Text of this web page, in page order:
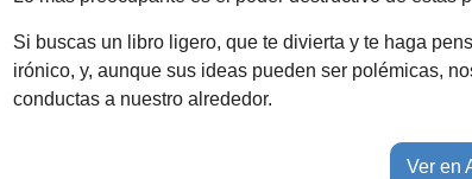
Si buscas un libro ligero, que te divierta y te haga
irónico, y, aunque sus ideas pueden ser polémicas,
conductas a nuestro alrededor.
Ver en